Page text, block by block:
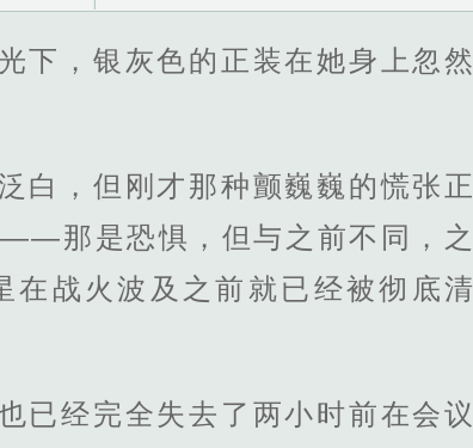
下，银灰色的正装在她身上忽然
白，但刚才那种颤巍巍的慌张正
那是恐惧，但与之前不同，之
战火波及之前就已经被彻底清
已经完全失去了两小时前在会议